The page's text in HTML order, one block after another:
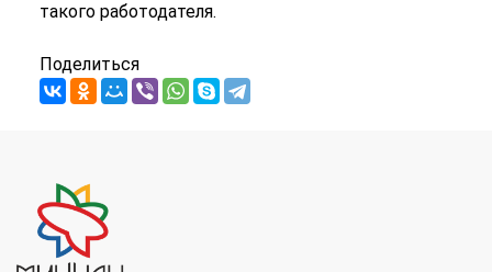
такого работодателя.
Поделиться